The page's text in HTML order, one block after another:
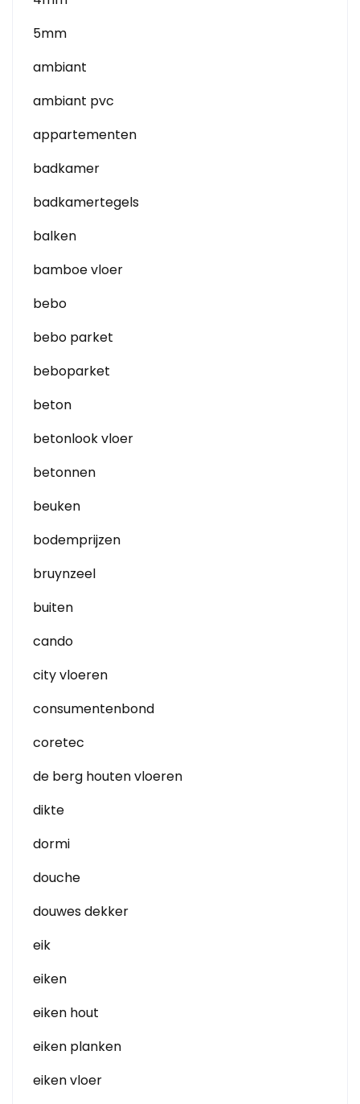
5mm
ambiant
ambiant pvc
appartementen
badkamer
badkamertegels
balken
bamboe vloer
bebo
bebo parket
beboparket
beton
betonlook vloer
betonnen
beuken
bodemprijzen
bruynzeel
buiten
cando
city vloeren
consumentenbond
coretec
de berg houten vloeren
dikte
dormi
douche
douwes dekker
eik
eiken
eiken hout
eiken planken
eiken vloer